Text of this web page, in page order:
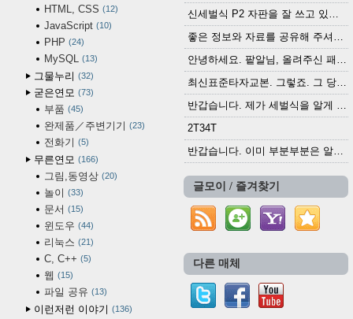
HTML, CSS 12
JavaScript 10
PHP 24
MySQL 13
그물누리 32
굳은연모 73
부품 45
완제품／주변기기 23
전화기 5
무른연모 166
그림,동영상 20
놀이 33
문서 15
윈도우 44
리눅스 21
C, C++ 5
웹 15
파일 공유 13
이런저런 이야기 136
신세벌식 P2 자판을 잘 쓰고 있습니다. 쓰기 편리...
좋은 정보와 자료를 공유해 주셔서 고맙습니다....
안녕하세요. 팥알님, 올려주신 패치 여러모로 감사...
최신표준타자교본. 그렇죠. 그 당시에 최신 표준...
반갑습니다. 제가 세벌식을 알게 되어 세벌식 써...
2T34T
반갑습니다. 이미 부분부분은 알려진 정보들이...
글모이 / 즐겨찾기
다른 매체